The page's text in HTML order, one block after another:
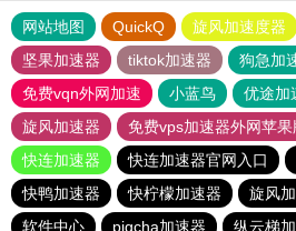
网站地图 QuickQ 旋风加速度器
坚果加速器
tiktok加速器
狗急加
免费vqn外网加速
小蓝鸟 优途加
旋风加速器
免费vps加速器外网苹果
快连加速器
快连加速器官网入口
快鸭加速器
快柠檬加速器 旋风
软件中心
pigcha加速器 纵云梯